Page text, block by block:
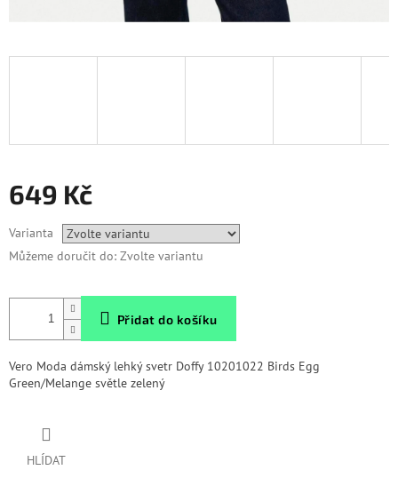
649 Kč
cena:
Varianta
Můžeme doručit do: Zvolte variantu
Přidat do košíku
Vero Moda dámský lehký svetr Doffy 10201022 Birds Egg
Green/Melange světle zelený
HLÍDAT